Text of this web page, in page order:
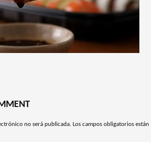
no será publicada. Los campos obligatorios están